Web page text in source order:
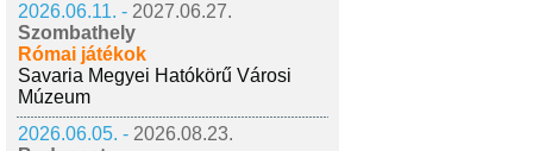
2026.06.11. - 2027.06.27.
Szombathely
Római játékok
Savaria Megyei Hatókörű Városi
Múzeum
2026.06.05. - 2026.08.23.